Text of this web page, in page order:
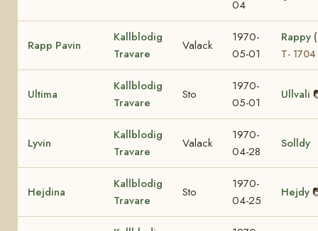
04
Rapp Pavin
Kallblodig
Travare
Valack
1970-
05-01
Rappy
T- 1704
Ultima
Kallblodig
Travare
Sto
1970-
05-01
Ullvali
Lyvin
Kallblodig
Travare
Valack
1970-
04-28
Solldy
Hejdina
Kallblodig
Travare
Sto
1970-
04-25
Hejdy